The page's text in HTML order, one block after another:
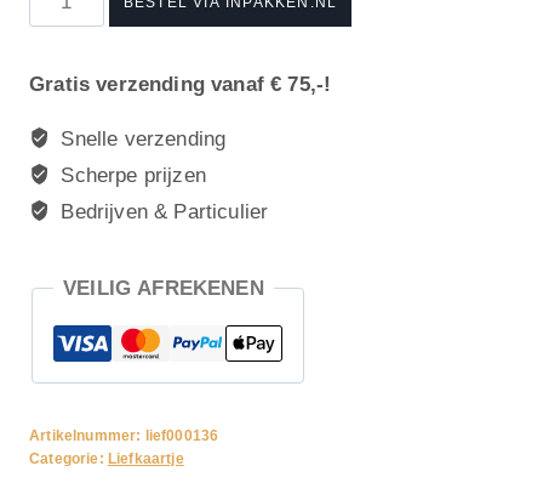
aantal
Gratis verzending vanaf € 75,-!
Snelle verzending
Scherpe prijzen
Bedrijven & Particulier
VEILIG AFREKENEN
Artikelnummer: lief000136
Categorie: Liefkaartje